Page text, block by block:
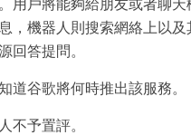
用戶將能夠給朋友或者聊天
，機器人則搜索網絡上以及
回答提問。
道谷歌將何時推出該服務。
不予置評。